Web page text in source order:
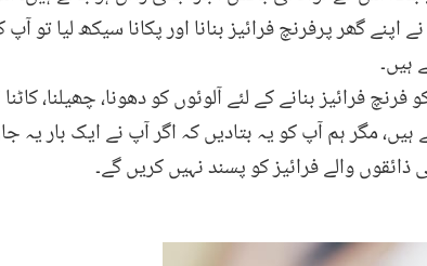
اپنے گھر پرفرنچ فرائیز بنانا اور پکانا سیکھ لیا تو
ہیں۔
فرائیز بنانے کے لئے آلوئوں کو دھونا،
مگر ہم آپ کو یہ بتادیں کہ اگر آپ نے ایک بار یہ
والے فرائیز کو پسند نہیں کریں گے۔